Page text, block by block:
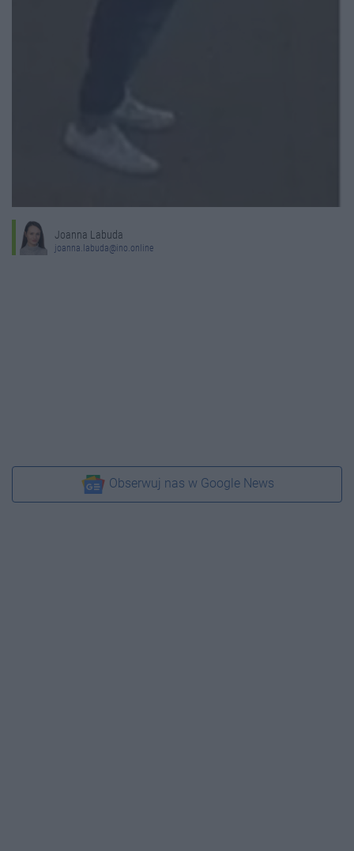
Joanna Labuda
joanna.labuda@ino.online
Obserwuj nas w Google News